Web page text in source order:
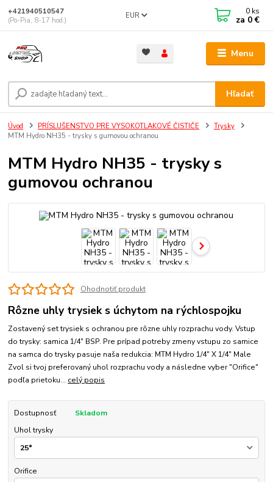
Menu
EUR
Hľadať
+421940510547
(Po-Pia, 8-17 hod.)
0 ks
za 0 €
Úvod PRÍSLUŠENSTVO PRE VYSOKOTLAKOVÉ ČISTIČE
Trysky
MTM Hydro NH35 - trysky s gumovou ochranou
MTM Hydro NH35 - trysky s
gumovou ochranou
Ohodnotiť produkt
Rôzne uhly trysiek s úchytom na rýchlospojku
Zostavený set trysiek s ochranou pre rôzne uhly rozprachu vody. Vstup
do trysky: samica 1/4" BSP. Pre prípad potreby zmeny vstupu zo samice
na samca do trysky pasuje naša redukcia: MTM Hydro 1/4" X 1/4" Male
Zvol si tvoj preferovaný uhol rozprachu vody a následne vyber "Orifice"
podľa prietoku... celý popis
Dostupnosť
Skladom
Uhol trysky
Orifice